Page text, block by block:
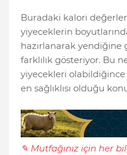
Buradaki kalori
yiyeceklerin
hazırlanarak
farklılık gösteriyor. Bu
yiyecekleri
en sağlıklısı olduğu
✎ Mutfağınız için her